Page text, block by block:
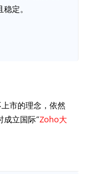
定。
市的理念，依然
成立国际“Zoho大